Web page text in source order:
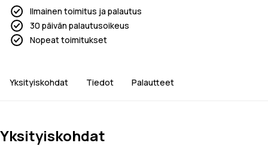
Ilmainen toimitus ja palautus
30 päivän palautusoikeus
Nopeat toimitukset
Yksityiskohdat Tiedot Palautteet
Yksityiskohdat